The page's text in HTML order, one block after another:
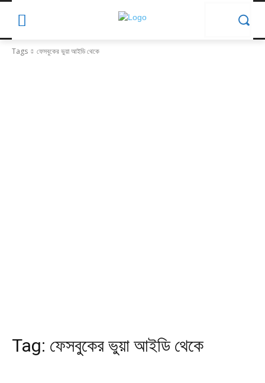
Tags ফেসবুকের ভুয়া আইডি থেকে
Tag: ফেসবুকের ভুয়া আইডি থেকে